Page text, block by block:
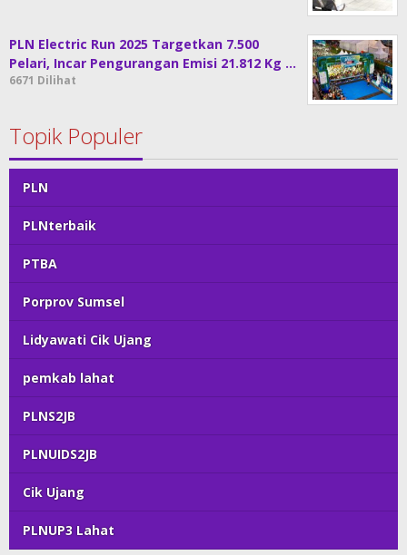
PLN Electric Run 2025 Targetkan 7.500
Pelari, Incar Pengurangan Emisi 21.812 Kg …
6671 Dilihat
Topik Populer
PLN
PLNterbaik
PTBA
Porprov Sumsel
Lidyawati Cik Ujang
pemkab lahat
PLNS2JB
PLNUIDS2JB
Cik Ujang
PLNUP3 Lahat